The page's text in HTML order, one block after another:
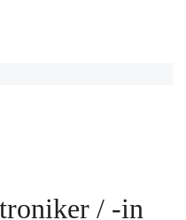
/ -in